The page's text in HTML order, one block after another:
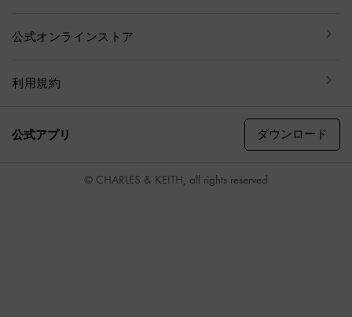
公式オンラインストア
利用規約
公式アプリ ダウンロード
© CHARLES & KEITH, all rights reserved